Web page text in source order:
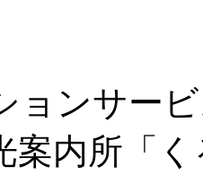
ョンサー
案内所「